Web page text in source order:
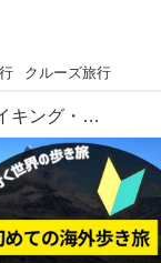
クルーズ旅行
初めての海外ハイキング・トレッキングは「世界をあるく」にお任せください！